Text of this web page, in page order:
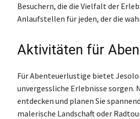
Besuchern, die die Vielfalt der
Anlaufstellen für jeden, der die
Aktivitäten für
Für Abenteuerlustige bietet
unvergessliche Erlebnisse sorgen.
entdecken und planen Sie
malerische Landschaft oder